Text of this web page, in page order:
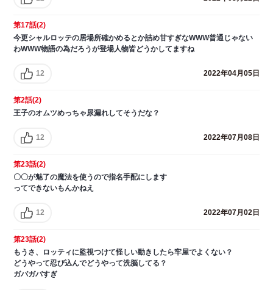
第17話(2)
今更シャルロッテの居場所確かめるとか詰め甘すぎなWWW普通じゃない
わWWW物語の為だろうが登場人物皆どうかしてますね
12 2022年04月05日
第2話(2)
王子のオムツめっちゃ尿漏れしてそうだな？
12 2022年07月08日
第23話(2)
〇〇が魅了の魔法を使うので指名手配にします
ってできないもんかねえ
12 2022年07月02日
第23話(2)
もうさ、ロッティに監視つけて怪しい動きしたら牢屋でよくない？
どうやって忍び込んでどうやって洗脳してる？
ガバガバすぎ